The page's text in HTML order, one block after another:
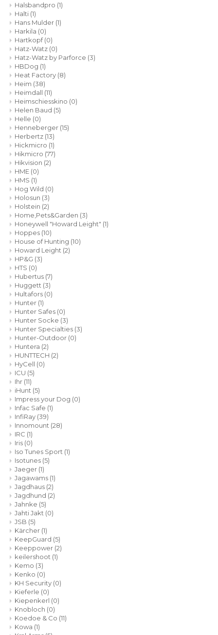
Halsbandpro (1)
Halti (1)
Hans Mulder (1)
Harkila (0)
Hartkopf(0)
Hatz-Watz (0)
Hatz-Watz by Parforce (3)
HBDog (1)
Heat Factory (8)
Heim (38)
Heimdall (11)
Heimschiesskino (0)
Helen Baud (5)
Helle (0)
Henneberger (15)
Herbertz (13)
Hickmicro (1)
Hikmicro (77)
Hikvision (2)
HME (0)
HMS (1)
Hog Wild (0)
Holosun (3)
Holstein (2)
Home,Pets&Garden (3)
Honeywell "Howard Leight" (1)
Hoppes (10)
House of Hunting (10)
Howard Leight (2)
HP&G (3)
HTS (0)
Hubertus (7)
Huggett (3)
Hultafors (0)
Hunter (1)
Hunter Safes (0)
Hunter Socke (3)
Hunter Specialties (3)
Hunter-Outdoor (0)
Huntera (2)
HUNTTECH (2)
HyCell (0)
ICU (5)
Ihr (11)
iHunt (5)
Impress your Dog (0)
Infac Safe (1)
InfiRay (39)
Innomount (28)
IRC (1)
Iris (0)
Iso Tunes Sport (1)
Isotunes (5)
Jaeger (1)
Jagawams (1)
Jagdhaus (2)
Jagdhund (2)
Jahnke (5)
Jahti Jakt (0)
JSB (5)
Kärcher (1)
KeepGuard (5)
Keeppower (2)
keilershoot (1)
Kemo (3)
Kenko (0)
KH Security (0)
Kieferle (0)
Kiepenkerl (0)
Knobloch (0)
Koedoe & Co (11)
Kowa (1)